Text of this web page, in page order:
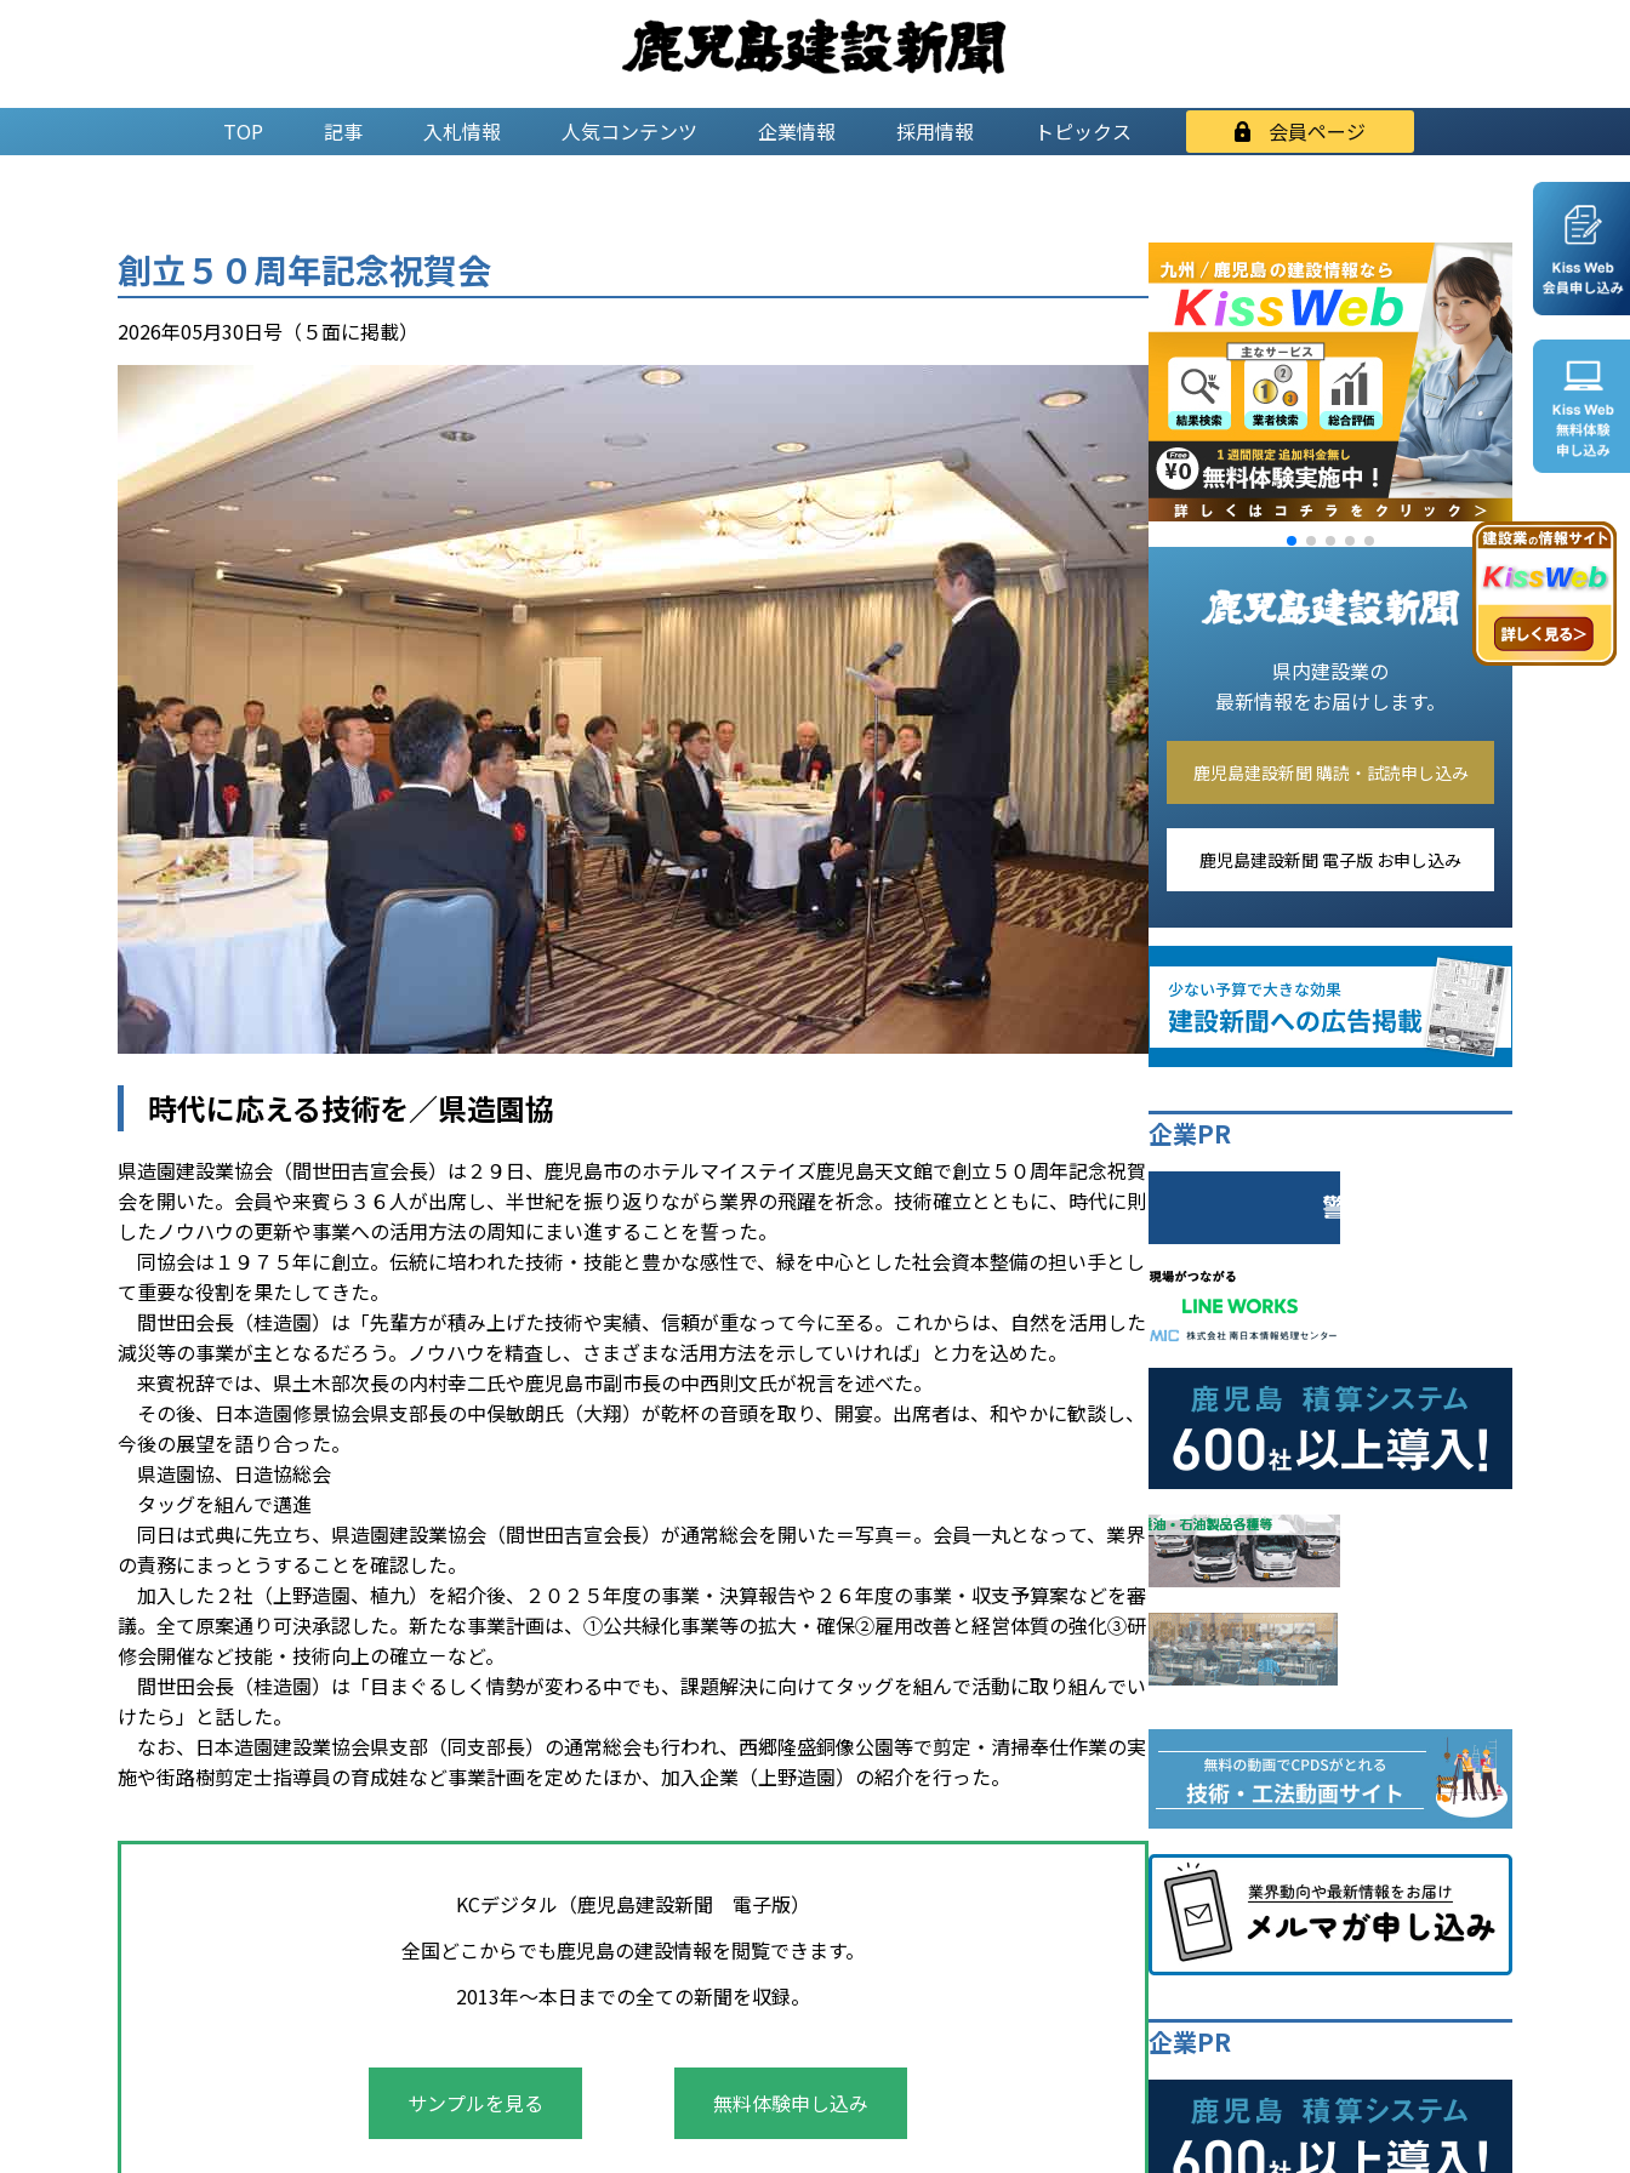
TOP 記事 入札情報 人気コンテンツ 企業情報 採用情報 トピックス 会員ページ
創立５０周年記念祝賀会
2026年05月30日号（５面に掲載）
時代に応える技術を／県造園協
県造園建設業協会（間世田吉宣会長）は２９日、鹿児島市のホテルマイステイズ鹿児島天文館で創立５０周年記念祝賀
会を開いた。会員や来賓ら３６人が出席し、半世紀を振り返りながら業界の飛躍を祈念。技術確立とともに、時代に則
したノウハウの更新や事業への活用方法の周知にまい進することを誓った。
同協会は１９７５年に創立。伝統に培われた技術・技能と豊かな感性で、緑を中心とした社会資本整備の担い手とし
て重要な役割を果たしてきた。
間世田会長（桂造園）は「先輩方が積み上げた技術や実績、信頼が重なって今に至る。これからは、自然を活用した
減災等の事業が主となるだろう。ノウハウを精査し、さまざまな活用方法を示していければ」と力を込めた。
来賓祝辞では、県土木部次長の内村幸二氏や鹿児島市副市長の中西則文氏が祝言を述べた。
その後、日本造園修景協会県支部長の中俣敏朗氏（大翔）が乾杯の音頭を取り、開宴。出席者は、和やかに歓談し、
今後の展望を語り合った。
県造園協、日造協総会
タッグを組んで邁進
同日は式典に先立ち、県造園建設業協会（間世田吉宣会長）が通常総会を開いた＝写真＝。会員一丸となって、業界
の責務にまっとうすることを確認した。
加入した２社（上野造園、植九）を紹介後、２０２５年度の事業・決算報告や２６年度の事業・収支予算案などを審
議。全て原案通り可決承認した。新たな事業計画は、①公共緑化事業等の拡大・確保②雇用改善と経営体質の強化③研
修会開催など技能・技術向上の確立－など。
間世田会長（桂造園）は「目まぐるしく情勢が変わる中でも、課題解決に向けてタッグを組んで活動に取り組んでい
けたら」と話した。
なお、日本造園建設業協会県支部（同支部長）の通常総会も行われ、西郷隆盛銅像公園等で剪定・清掃奉仕作業の実
施や街路樹剪定士指導員の育成娃など事業計画を定めたほか、加入企業（上野造園）の紹介を行った。
KCデジタル（鹿児島建設新聞 電子版）
全国どこからでも鹿児島の建設情報を閲覧できます。
2013年～本日までの全ての新聞を収録。
サンプルを見る 無料体験申し込み
県内建設業の
最新情報をお届けします。
鹿児島建設新聞 購読・試読申し込み
鹿児島建設新聞 電子版 お申し込み
企業PR
企業PR